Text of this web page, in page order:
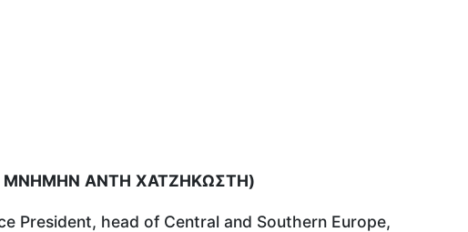
ΜΝΗΜΗΝ ΑΝΤΗ ΧΑΤΖΗΚΩΣΤΗ)
President, head of Central and Southern Europe,